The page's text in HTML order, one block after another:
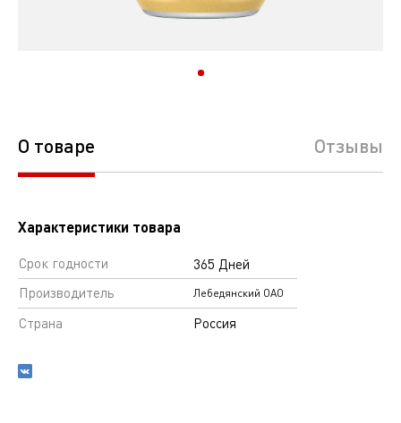
О товаре Отзывы
Характеристики товара
Срок годности
365 Дней
Производитель
Лебедянский ОАО
Страна Россия